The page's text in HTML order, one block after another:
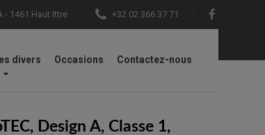
- 1461 Haut Ittre +32 02 366 37 71
divers Occasions
Contactez-nous
M
Design A, Classe 1,